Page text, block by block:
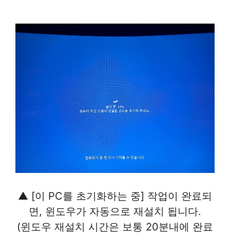
▲ [이 PC를 초기화하는 중] 작업이 완료되
면, 윈도우가 자동으로 재설치 됩니다.
(윈도우 재설치 시간은 보통 20분내에 완료